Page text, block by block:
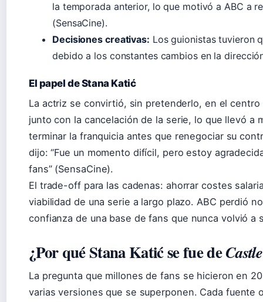
la temporada anterior, lo que motivó a ABC a
(SensaCine).
Decisiones creativas: Los guionistas tuvieron
debido a los constantes cambios en la
El papel de Stana Katić
La actriz se convirtió, sin pretenderlo, en el centro
junto con la cancelación de la serie, lo que llevó a
terminar la franquicia antes que renegociar su
dijo: “Fue un momento difícil, pero estoy
fans” (SensaCine).
El trade-off para las cadenas: ahorrar costes
viabilidad de una serie a largo plazo. ABC perdió
confianza de una base de fans que nunca volvió a
¿Por qué Stana Katić se fue deCastle
La pregunta que millones de fans se hicieron en
varias versiones que se superponen. Cada fuente